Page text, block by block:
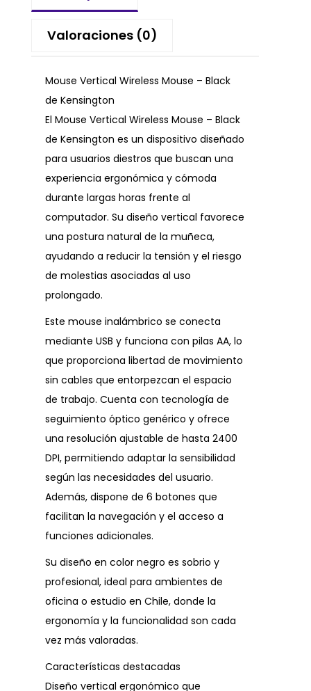
Valoraciones (0)
Mouse Vertical Wireless Mouse – Black
de Kensington
El Mouse Vertical Wireless Mouse – Black
de Kensington es un dispositivo diseñado
para usuarios diestros que buscan una
experiencia ergonómica y cómoda
durante largas horas frente al
computador. Su diseño vertical favorece
una postura natural de la muñeca,
ayudando a reducir la tensión y el riesgo
de molestias asociadas al uso
prolongado.
Este mouse inalámbrico se conecta
mediante USB y funciona con pilas AA, lo
que proporciona libertad de movimiento
sin cables que entorpezcan el espacio
de trabajo. Cuenta con tecnología de
seguimiento óptico genérico y ofrece
una resolución ajustable de hasta 2400
DPI, permitiendo adaptar la sensibilidad
según las necesidades del usuario.
Además, dispone de 6 botones que
facilitan la navegación y el acceso a
funciones adicionales.
Su diseño en color negro es sobrio y
profesional, ideal para ambientes de
oficina o estudio en Chile, donde la
ergonomía y la funcionalidad son cada
vez más valoradas.
Características destacadas
Diseño vertical ergonómico que